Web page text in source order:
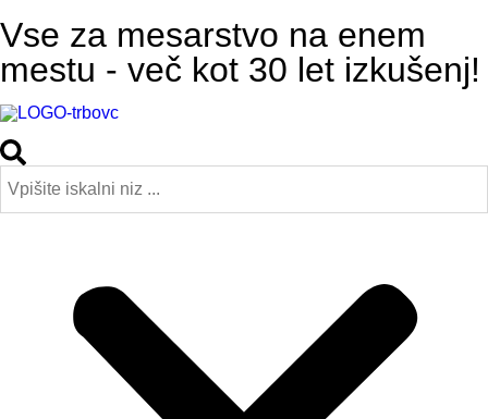
Vse za mesarstvo na enem
mestu - več kot 30 let izkušenj!